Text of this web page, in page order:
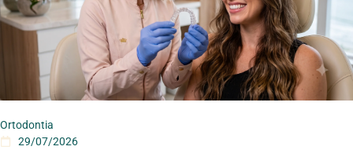
Ortodontia
29/07/2026